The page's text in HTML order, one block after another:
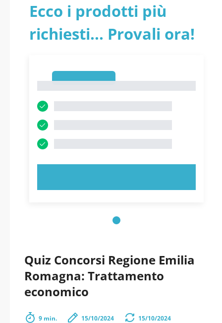
Ecco i prodotti più
richiesti... Provali ora!
Quiz Concorsi Regione Emilia
Romagna: Trattamento
economico
9 min. 15/10/2024 15/10/2024